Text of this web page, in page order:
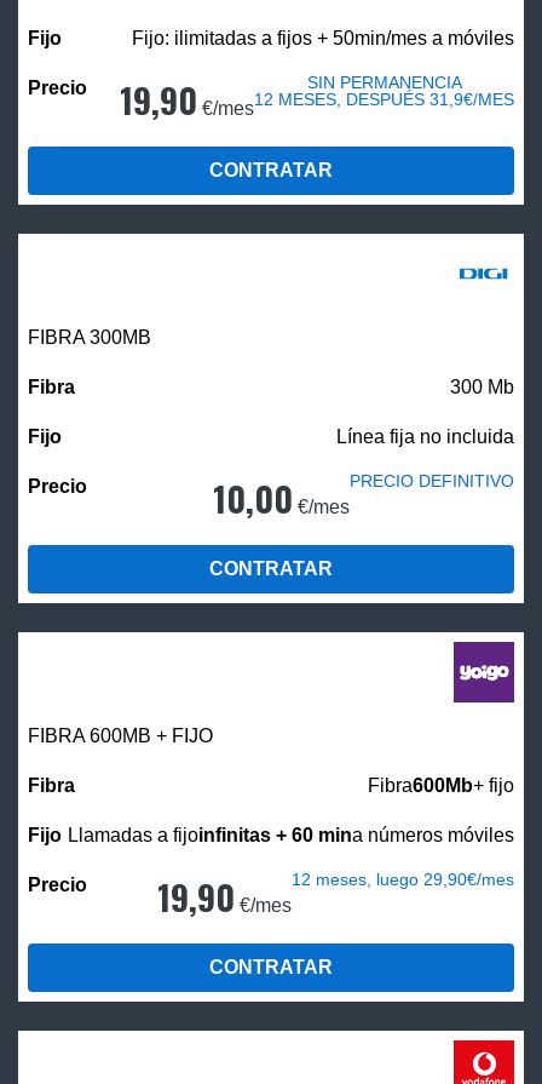
Fijo: ilimitadas a fijos + 50min/mes a móviles
19,90 €/mes
SIN PERMANENCIA
12 MESES, DESPUÉS 31,9€/MES
CONTRATAR
FIBRA 300MB
300 Mb
Línea fija no incluida
10,00 €/mes
PRECIO DEFINITIVO
CONTRATAR
FIBRA 600MB + FIJO
Fibra600Mb+ fijo
Llamadas a fijoinfinitas + 60 mina números móviles
19,90 €/mes
12 meses, luego 29,90€/mes
CONTRATAR